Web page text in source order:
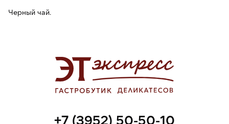
Черный чай.
+7 (3952) 50-50-10